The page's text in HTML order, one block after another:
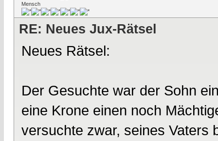
Mensch
RE: Neues Jux-Rätsel
Neues Rätsel:
Der Gesuchte war der Sohn
eine Krone einen noch
versuchte zwar, seines Vaters